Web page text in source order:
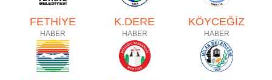
FETHİYE
HABER
K.DERE
HABER
KÖYCEĞİZ
HABER